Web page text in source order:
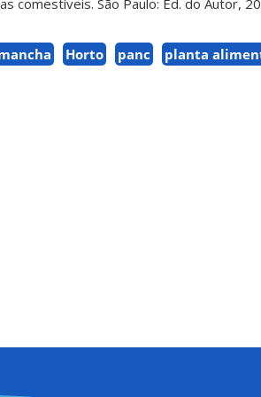
Horto panc planta